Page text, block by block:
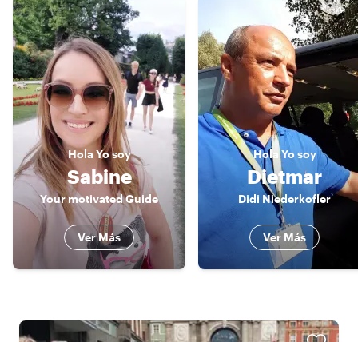
Hola Yo soy
Sabine
Your motivated Guide
Ver Más
Hola Yo soy
Dietmar
Didi Niederkofler
Ver Más